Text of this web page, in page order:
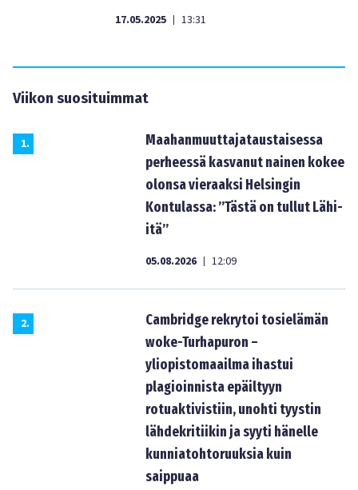
17.05.2025 | 13:31
Viikon suosituimmat
1.
Maahanmuuttajataustaisessa
perheessä kasvanut nainen kokee
olonsa vieraaksi Helsingin
Kontulassa: ”Tästä on tullut Lähi-
itä”
05.08.2026 | 12:09
2.
Cambridge rekrytoi tosielämän
woke-Turhapuron –
yliopistomaailma ihastui
plagioinnista epäiltyyn
rotuaktivistiin, unohti tyystin
lähdekritiikin ja syyti hänelle
kunniatohtoruuksia kuin
saippuaa